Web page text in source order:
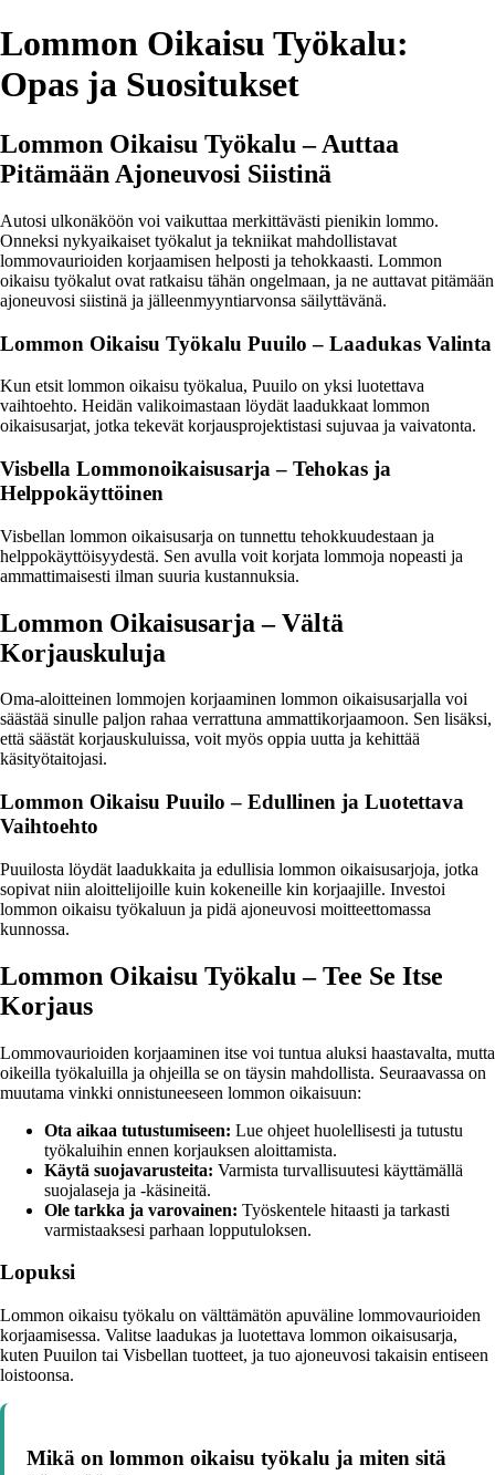
Lommon Oikaisu Työkalu:
Opas ja Suositukset
Lommon Oikaisu Työkalu – Auttaa
Pitämään Ajoneuvosi Siistinä
Autosi ulkonäköön voi vaikuttaa merkittävästi pienikin lommo.
Onneksi nykyaikaiset työkalut ja tekniikat mahdollistavat
lommovaurioiden korjaamisen helposti ja tehokkaasti. Lommon
oikaisu työkalut ovat ratkaisu tähän ongelmaan, ja ne auttavat pitämään
ajoneuvosi siistinä ja jälleenmyyntiarvonsa säilyttävänä.
Lommon Oikaisu Työkalu Puuilo – Laadukas Valinta
Kun etsit lommon oikaisu työkalua, Puuilo on yksi luotettava
vaihtoehto. Heidän valikoimastaan löydät laadukkaat lommon
oikaisusarjat, jotka tekevät korjausprojektistasi sujuvaa ja vaivatonta.
Visbella Lommonoikaisusarja – Tehokas ja
Helppokäyttöinen
Visbellan lommon oikaisusarja on tunnettu tehokkuudestaan ja
helppokäyttöisyydestä. Sen avulla voit korjata lommoja nopeasti ja
ammattimaisesti ilman suuria kustannuksia.
Lommon Oikaisusarja – Vältä
Korjauskuluja
Oma-aloitteinen lommojen korjaaminen lommon oikaisusarjalla voi
säästää sinulle paljon rahaa verrattuna ammattikorjaamoon. Sen lisäksi,
että säästät korjauskuluissa, voit myös oppia uutta ja kehittää
käsityötaitojasi.
Lommon Oikaisu Puuilo – Edullinen ja Luotettava
Vaihtoehto
Puuilosta löydät laadukkaita ja edullisia lommon oikaisusarjoja, jotka
sopivat niin aloittelijoille kuin kokeneille kin korjaajille. Investoi
lommon oikaisu työkaluun ja pidä ajoneuvosi moitteettomassa
kunnossa.
Lommon Oikaisu Työkalu – Tee Se Itse
Korjaus
Lommovaurioiden korjaaminen itse voi tuntua aluksi haastavalta, mutta
oikeilla työkaluilla ja ohjeilla se on täysin mahdollista. Seuraavassa on
muutama vinkki onnistuneeseen lommon oikaisuun:
Ota aikaa tutustumiseen: Lue ohjeet huolellisesti ja tutustu
työkaluihin ennen korjauksen aloittamista.
Käytä suojavarusteita: Varmista turvallisuutesi käyttämällä
suojalaseja ja -käsineitä.
Ole tarkka ja varovainen: Työskentele hitaasti ja tarkasti
varmistaaksesi parhaan lopputuloksen.
Lopuksi
Lommon oikaisu työkalu on välttämätön apuväline lommovaurioiden
korjaamisessa. Valitse laadukas ja luotettava lommon oikaisusarja,
kuten Puuilon tai Visbellan tuotteet, ja tuo ajoneuvosi takaisin entiseen
loistoonsa.
Mikä on lommon oikaisu työkalu ja miten sitä